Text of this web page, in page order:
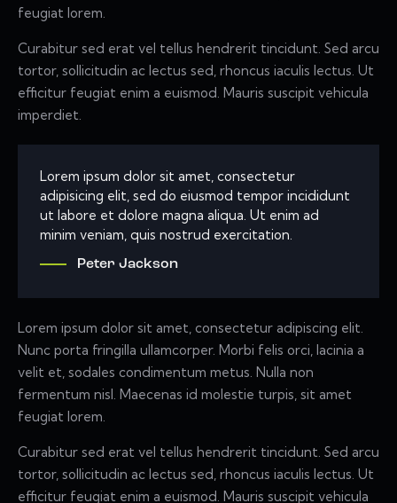
feugiat lorem.
Curabitur sed erat vel tellus hendrerit tincidunt. Sed arcu
tortor, sollicitudin ac lectus sed, rhoncus iaculis lectus. Ut
efficitur feugiat enim a euismod. Mauris suscipit vehicula
imperdiet.
Lorem ipsum dolor sit amet, consectetur
adipisicing elit, sed do eiusmod tempor incididunt
ut labore et dolore magna aliqua. Ut enim ad
minim veniam, quis nostrud exercitation.
Peter Jackson
Lorem ipsum dolor sit amet, consectetur adipiscing elit.
Nunc porta fringilla ullamcorper. Morbi felis orci, lacinia a
velit et, sodales condimentum metus. Nulla non
fermentum nisl. Maecenas id molestie turpis, sit amet
feugiat lorem.
Curabitur sed erat vel tellus hendrerit tincidunt. Sed arcu
tortor, sollicitudin ac lectus sed, rhoncus iaculis lectus. Ut
efficitur feugiat enim a euismod. Mauris suscipit vehicula